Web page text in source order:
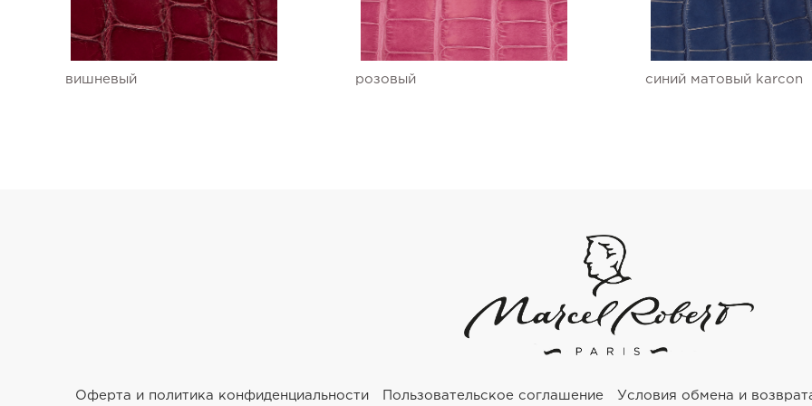
вишневый розовый синий матовый karcon
Оферта и политика конфиденциальности Пользовательское соглашение Условия обмена и
Ремешки для часов Ulysse Nardin
Ремешки для часов Vacheron Constantin
Ремешки для часов Zenith